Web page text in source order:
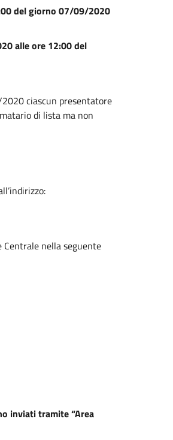
del giorno 07/09/2020
alle ore 12:00 del
ciascun presentatore
di lista ma non
nella seguente
inviati tramite “Area